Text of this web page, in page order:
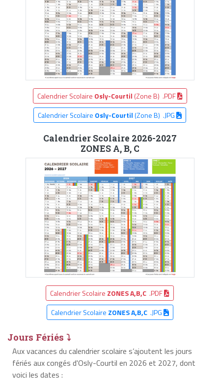
Calendrier Scolaire Osly-Courtil (Zone B) .PDF
Calendrier Scolaire Osly-Courtil(Zone B) .JPG
Calendrier Scolaire 2026-2027
ZONES A, B, C
Calendrier Scolaire ZONES A,B,C .PDF
Calendrier Scolaire ZONES A,B,C.JPG
Jours Fériés ⤵
Aux vacances du calendrier scolaire s’ajoutent les jours
fériés aux congés d'Osly-Courtil en 2026 et 2027, dont
voici les dates :